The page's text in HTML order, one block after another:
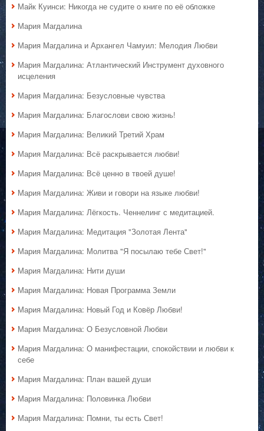
Майк Куинси: Никогда не судите о книге по её обложке
Мария Магдалина
Мария Магдалина и Архангел Чамуил: Мелодия Любви
Мария Магдалина: Атлантический Инструмент духовного
исцеления
Мария Магдалина: Безусловные чувства
Мария Магдалина: Благослови свою жизнь!
Мария Магдалина: Великий Третий Храм
Мария Магдалина: Всё раскрывается любви!
Мария Магдалина: Всё ценно в твоей душе!
Мария Магдалина: Живи и говори на языке любви!
Мария Магдалина: Лёгкость. Ченнелинг с медитацией.
Мария Магдалина: Медитация "Золотая Лента"
Мария Магдалина: Молитва "Я посылаю тебе Свет!"
Мария Магдалина: Нити души
Мария Магдалина: Новая Программа Земли
Мария Магдалина: Новый Год и Ковёр Любви!
Мария Магдалина: О Безусловной Любви
Мария Магдалина: О манифестации, спокойствии и любви к
себе
Мария Магдалина: План вашей души
Мария Магдалина: Половинка Любви
Мария Магдалина: Помни, ты есть Свет!